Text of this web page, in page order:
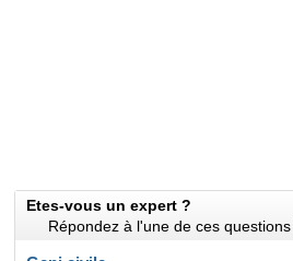
Etes-vous un expert ?
Répondez à l'une de ces questions